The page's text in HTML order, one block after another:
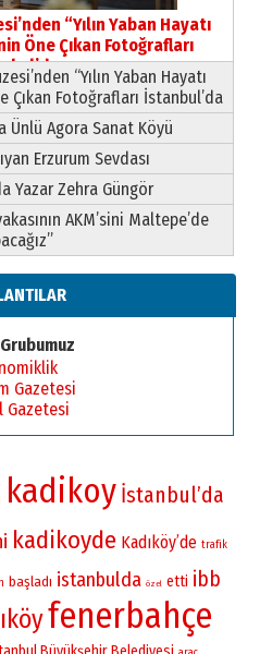
Şirin’e
“Yılın Yaban Hayatı
Öne Çıkan Fotoğrafları
“Yılın Yaban Hayatı
Çıkan Fotoğrafları İstanbul’da
Ünlü Agora Sanat Köyü
Erzurum Sevdası
Yazar Zehra Güngör
AKM’sini Maltepe’de
Gazetesi
Gazetesi
kadikoy İstanbul’da
kadikoyde Kadıköy’de trafik
başladı istanbulda özel etti ibb
fenerbahçe